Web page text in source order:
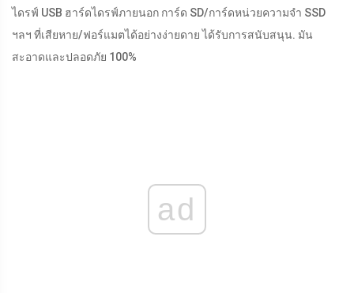
ไดรฟ์ USB ฮาร์ดไดรฟ์ภายนอก การ์ด SD/การ์ดหน่วยความจำ SSD
ฯลฯ ที่เสียหาย/ฟอร์แมตได้อย่างง่ายดาย ได้รับการสนับสนุน. มัน
สะอาดและปลอดภัย 100%
ad